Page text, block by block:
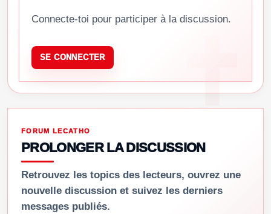
Connecte-toi pour participer à la discussion.
SE CONNECTER
FORUM LECATHO
PROLONGER LA DISCUSSION
Retrouvez les topics des lecteurs, ouvrez une
nouvelle discussion et suivez les derniers
messages publiés.